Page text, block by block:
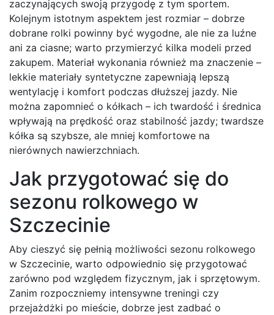
zaczynających swoją przygodę z tym sportem.
Kolejnym istotnym aspektem jest rozmiar – dobrze
dobrane rolki powinny być wygodne, ale nie za luźne
ani za ciasne; warto przymierzyć kilka modeli przed
zakupem. Materiał wykonania również ma znaczenie –
lekkie materiały syntetyczne zapewniają lepszą
wentylację i komfort podczas dłuższej jazdy. Nie
można zapomnieć o kółkach – ich twardość i średnica
wpływają na prędkość oraz stabilność jazdy; twardsze
kółka są szybsze, ale mniej komfortowe na
nierównych nawierzchniach.
Jak przygotować się do
sezonu rolkowego w
Szczecinie
Aby cieszyć się pełnią możliwości sezonu rolkowego
w Szczecinie, warto odpowiednio się przygotować
zarówno pod względem fizycznym, jak i sprzętowym.
Zanim rozpoczniemy intensywne treningi czy
przejażdżki po mieście, dobrze jest zadbać o